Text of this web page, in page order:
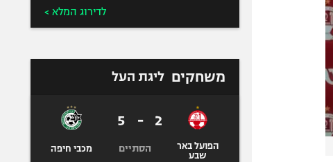
לדירוג המלא >
משחקים ליגת העל
הפועל באר
שבע
2
-
5
הסתיים מכבי חיפה